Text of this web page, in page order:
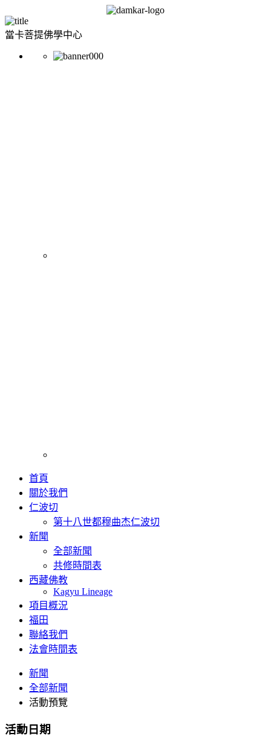
當卡菩提佛學中心
首頁
關於我們
仁波切
第十八世都穆曲杰仁波切
新聞
全部新聞
共修時間表
西藏佛教
Kagyu Lineage
項目概況
福田
聯絡我們
法會時間表
新聞
全部新聞
活動預覽
活動日期